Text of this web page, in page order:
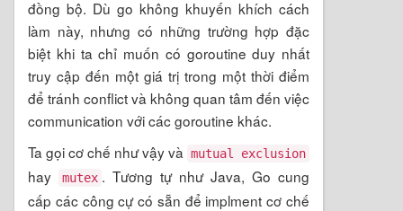
đồng bộ. Dù go không khuyến khích cách
làm này, nhưng có những trường hợp đặc
biệt khi ta chỉ muốn có goroutine duy nhất
truy cập đến một giá trị trong một thời điểm
để tránh conflict và không quan tâm đến việc
communication với các goroutine khác.
Ta gọi cơ chế như vậy và mutual exclusion
hay mutex . Tương tự như Java, Go cung
cấp các công cự có sẵn để implment cơ chế